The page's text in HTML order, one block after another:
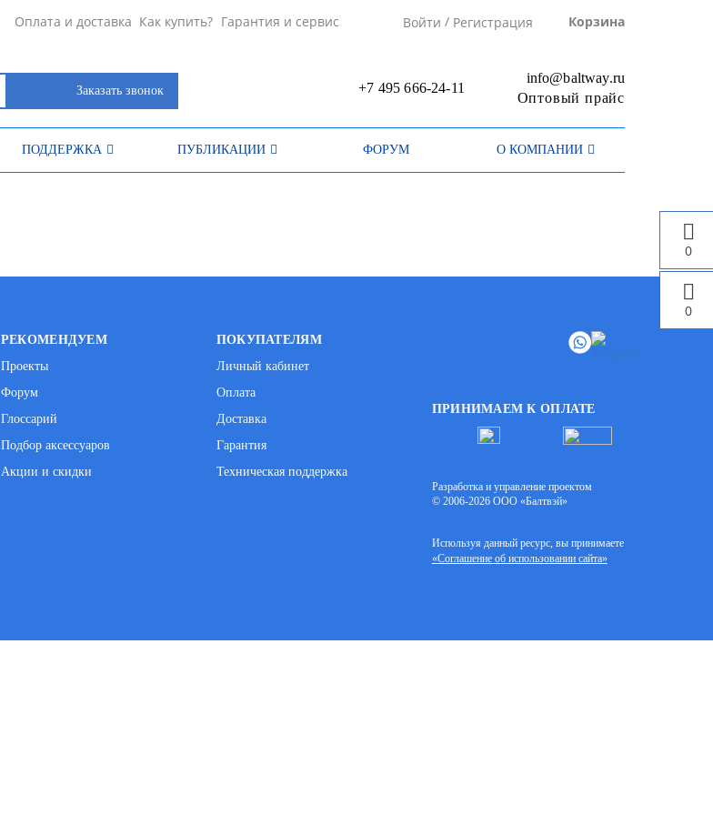
Оплата и доставка Как купить? Гарантия и сервис Войти / Регистрация Корзина
0
0
Заказать звонок +7 495 666-24-11
info@baltway.ru
Оптовый прайс
ПОДДЕРЖКА ПУБЛИКАЦИИ ФОРУМ О КОМПАНИИ
РЕКОМЕНДУЕМ
Проекты
Форум
Глоссарий
Подбор аксессуаров
Акции и скидки
ПОКУПАТЕЛЯМ
Личный кабинет
Оплата
Доставка
Гарантия
Техническая поддержка
ПРИНИМАЕМ К ОПЛАТЕ
Разработка и управление проектом
© 2006-2026 ООО «Балтвэй»
Используя данный ресурс, вы принимаете
«Соглашение об использовании сайта»